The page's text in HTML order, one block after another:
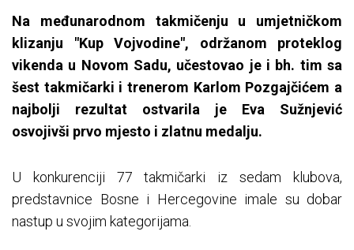
Na međunarodnom takmičenju u umjetničkom
klizanju "Kup Vojvodine", održanom proteklog
vikenda u Novom Sadu, učestovao je i bh. tim sa
šest takmičarki i trenerom Karlom Pozgajčićem a
najbolji rezultat ostvarila je Eva Sužnjević
osvojivši prvo mjesto i zlatnu medalju.
U konkurenciji 77 takmičarki iz sedam klubova,
predstavnice Bosne i Hercegovine imale su dobar
nastup u svojim kategorijama.